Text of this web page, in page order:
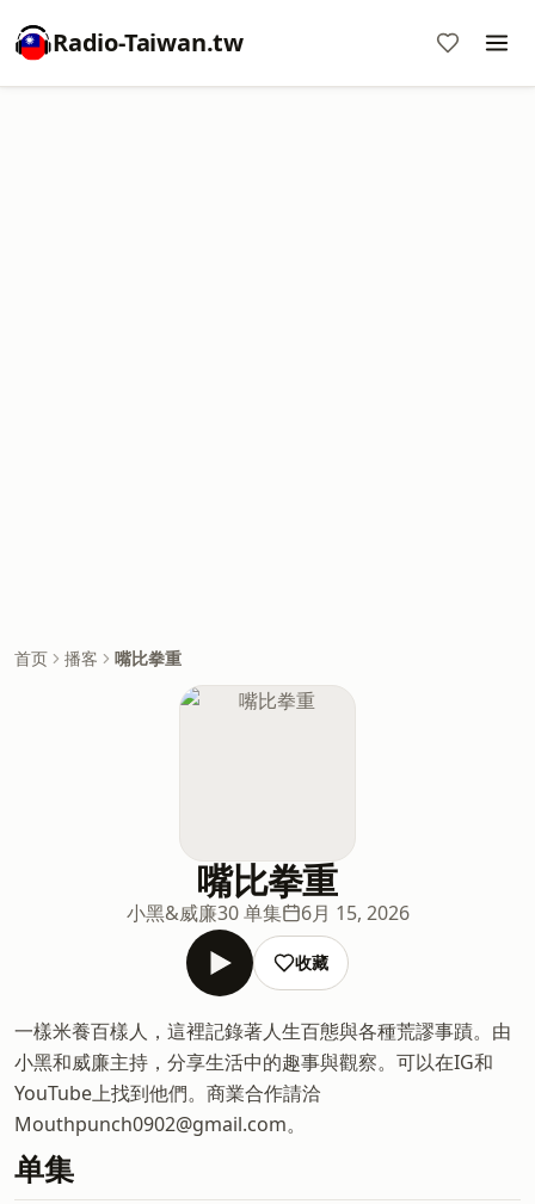
Radio-Taiwan.tw
首页 播客 嘴比拳重
嘴比拳重
小黑&威廉30 单集 6月 15, 2026
收藏
一樣米養百樣人，這裡記錄著人生百態與各種荒謬事蹟。由
小黑和威廉主持，分享生活中的趣事與觀察。可以在IG和
YouTube上找到他們。商業合作請洽
Mouthpunch0902@gmail.com。
单集